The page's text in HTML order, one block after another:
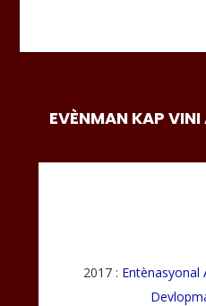
EVÈNMAN KAP VINI
2017 : Entènasyonal